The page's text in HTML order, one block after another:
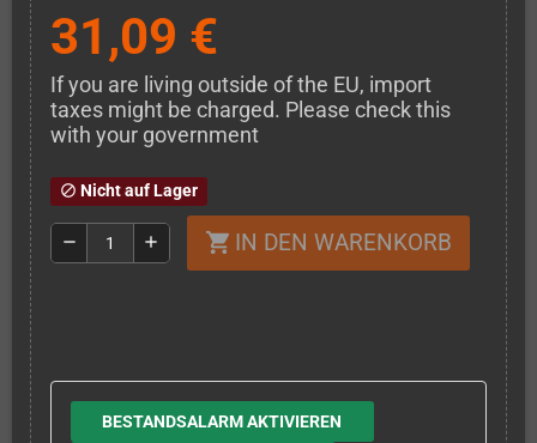
31,09 €
If you are living outside of the EU, import
taxes might be charged. Please check this
with your government
block Nicht auf Lager
remove add shopping_cart IN DEN WARENKORB
BESTANDSALARM AKTIVIEREN